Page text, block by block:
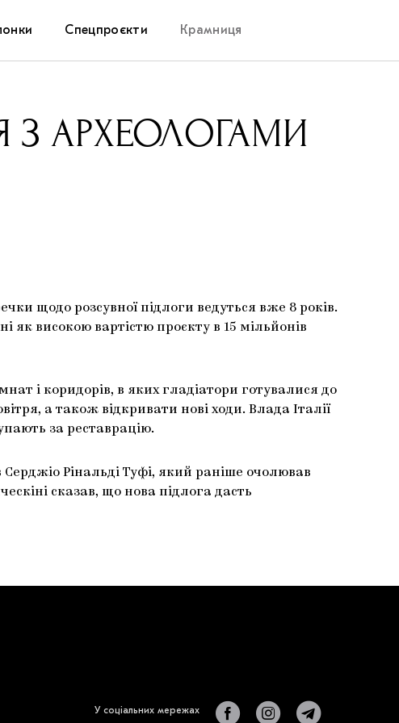
Спецпроєкти
Запалення
Крамниця
З АРХЕОЛОГАМИ
щодо розсувної підлоги ведуться вже 8 років.
як високою вартістю проєкту в 15 мільйонів
і коридорів, в яких гладіатори готувалися до
а також відкривати нові ходи. Влада Італії
за реставрацію.
Серджіо Рінальді Туфі, який раніше очолював
сказав, що нова підлога дасть
У соціальних мережах